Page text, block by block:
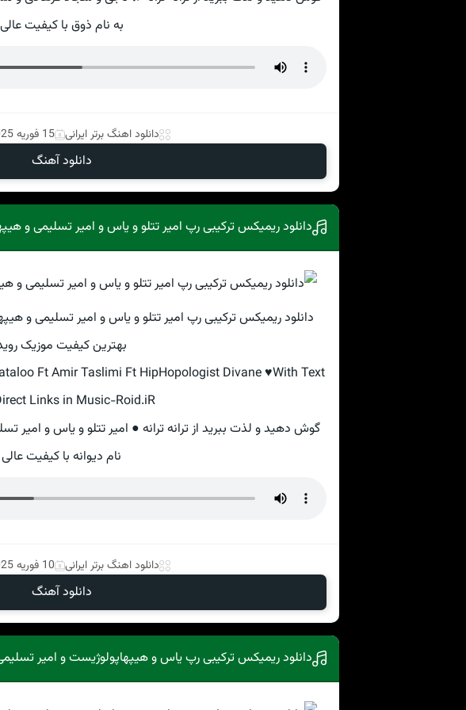
به نام ذوق با کیفیت عالی
دانلود اهنگ برتر ایرانی 15 فوریه 2025
دانلود آهنگ
دانلود ریمیکس ترکیبی رپ امیر تتلو و یاس و امیر تسلیمی و
دانلود ریمیکس ترکیبی رپ امیر تتلو و یاس و امیر تسلیمی و
بهترین کیفیت موزیک
Ft Amir Taslimi Ft HipHopologist Divane ♥With Text
Links in Music-Roid.iR
گوش دهید و لذت ببرید از ترانه ترانه ● امیر تتلو و یاس و
نام دیوانه با کیفیت عالی
دانلود اهنگ برتر ایرانی 10 فوریه 2025
دانلود آهنگ
دانلود ریمیکس ترکیبی رپ یاس و هیپهاپولوژیست و امیر